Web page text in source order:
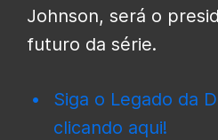
Johnson, será o
futuro da série.
Siga o Legado da
clicando aqui!